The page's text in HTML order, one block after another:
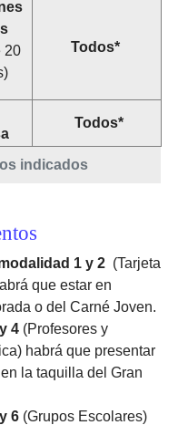
indicados
20
Todos*
Todos*
1 y 2 (Tarjeta
que estar en
o del Carné Joven.
4 (Profesores y
habrá que presentar
la taquilla del Gran
6 (Grupos Escolares)